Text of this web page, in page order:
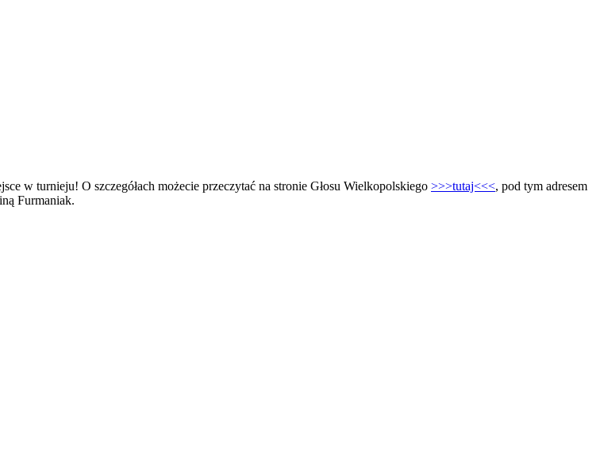
w turnieju! O szczegółach możecie przeczytać na stronie Głosu Wielkopolskiego >>>tutaj<<<, pod tym adresem
Furmaniak.